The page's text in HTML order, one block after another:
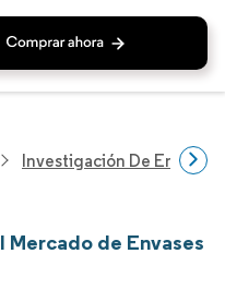
Investigación De Envases
Mercado de Envases